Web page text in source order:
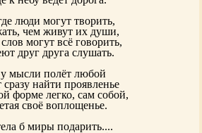
люди могут творить,
чем живут их души,
могут всё говорить,
друг друга слушать.
у мысли полёт любой
найти проявленье
форме легко, сам собой,
своё воплощенье.
б миры подарить....